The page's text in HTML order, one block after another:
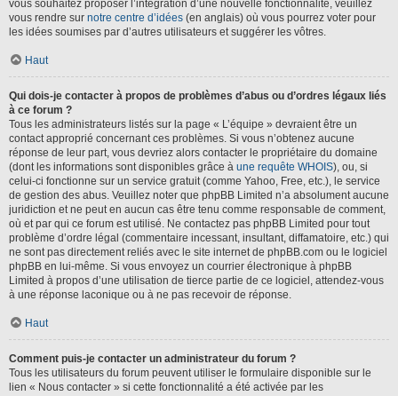
vous souhaitez proposer l’intégration d’une nouvelle fonctionnalité, veuillez
vous rendre sur notre centre d’idées (en anglais) où vous pourrez voter pour
les idées soumises par d’autres utilisateurs et suggérer les vôtres.
Haut
Qui dois-je contacter à propos de problèmes d’abus ou d’ordres légaux liés
à ce forum ?
Tous les administrateurs listés sur la page « L’équipe » devraient être un
contact approprié concernant ces problèmes. Si vous n’obtenez aucune
réponse de leur part, vous devriez alors contacter le propriétaire du domaine
(dont les informations sont disponibles grâce à une requête WHOIS), ou, si
celui-ci fonctionne sur un service gratuit (comme Yahoo, Free, etc.), le service
de gestion des abus. Veuillez noter que phpBB Limited n’a absolument aucune
juridiction et ne peut en aucun cas être tenu comme responsable de comment,
où et par qui ce forum est utilisé. Ne contactez pas phpBB Limited pour tout
problème d’ordre légal (commentaire incessant, insultant, diffamatoire, etc.) qui
ne sont pas directement reliés avec le site internet de phpBB.com ou le logiciel
phpBB en lui-même. Si vous envoyez un courrier électronique à phpBB
Limited à propos d’une utilisation de tierce partie de ce logiciel, attendez-vous
à une réponse laconique ou à ne pas recevoir de réponse.
Haut
Comment puis-je contacter un administrateur du forum ?
Tous les utilisateurs du forum peuvent utiliser le formulaire disponible sur le
lien « Nous contacter » si cette fonctionnalité a été activée par les